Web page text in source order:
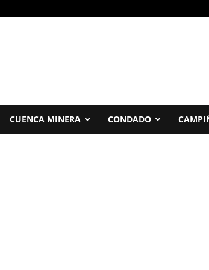
CUENCA MINERA CONDADO